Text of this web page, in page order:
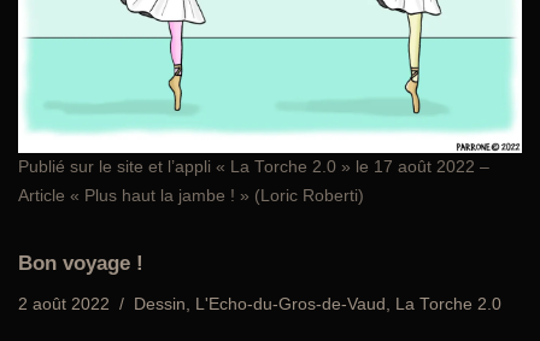
Publié sur le site et l’appli « La Torche 2.0 » le 17 août 2022 –
Article « Plus haut la jambe ! » (Loric Roberti)
Bon voyage !
2 août 2022 Dessin L'Echo-du-Gros-de-Vaud La Torche 2.0